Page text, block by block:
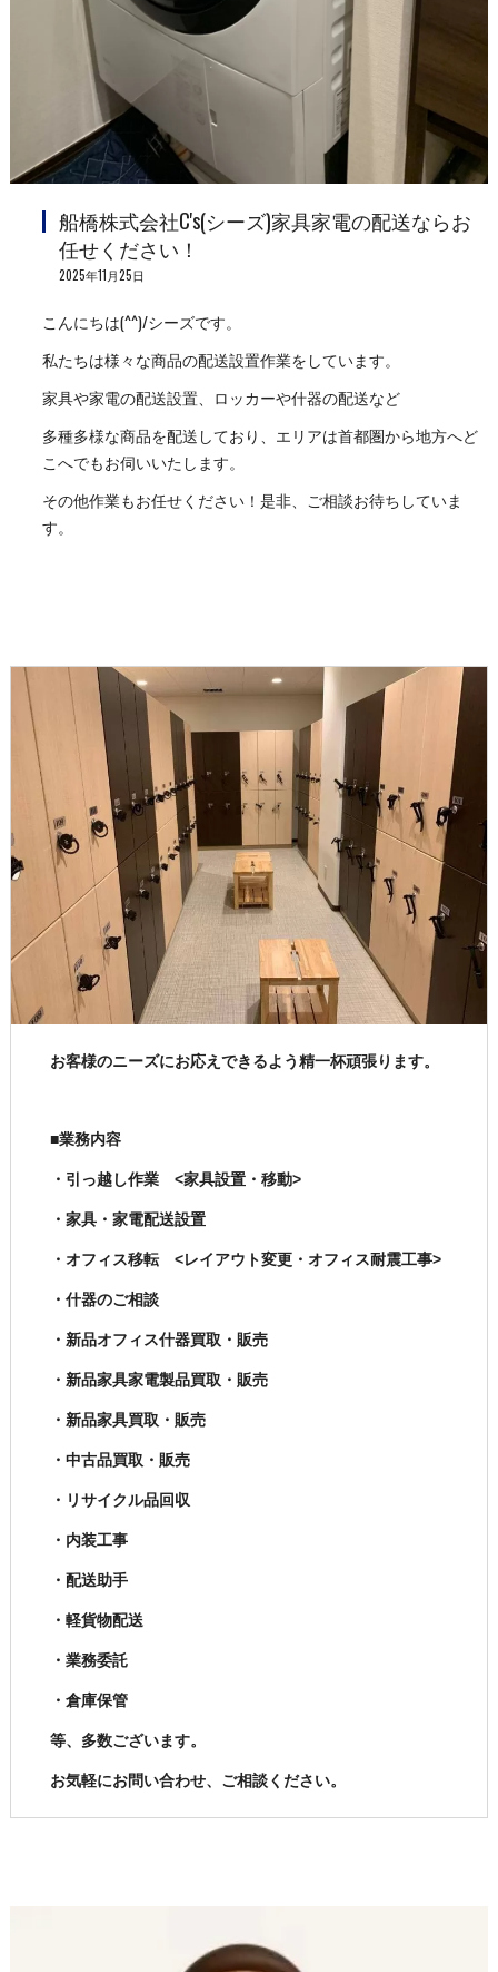
船橋株式会社C's(シーズ)家具家電の配送ならお
任せください！
2025年11月25日
こんにちは(^^)/シーズです。
私たちは様々な商品の配送設置作業をしています。
家具や家電の配送設置、ロッカーや什器の配送など
多種多様な商品を配送しており、エリアは首都圏から地方へど
こへでもお伺いいたします。
その他作業もお任せください！是非、ご相談お待ちしていま
す。
お客様のニーズにお応えできるよう精一杯頑張ります。
■業務内容
・引っ越し作業 <家具設置・移動>
・家具・家電配送設置
・オフィス移転 <レイアウト変更・オフィス耐震工事>
・什器のご相談
・新品オフィス什器買取・販売
・新品家具家電製品買取・販売
・新品家具買取・販売
・中古品買取・販売
・リサイクル品回収
・内装工事
・配送助手
・軽貨物配送
・業務委託
・倉庫保管
等、多数ございます。
お気軽にお問い合わせ、ご相談ください。